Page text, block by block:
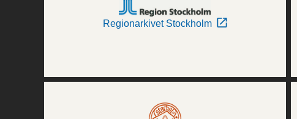
Regionarkivet Stockholm